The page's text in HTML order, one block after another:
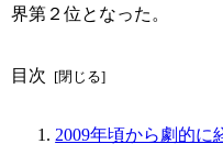
界第２位となった。
目次
2009年頃から劇的に